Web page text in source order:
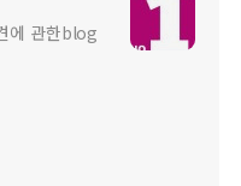
에 관한blog